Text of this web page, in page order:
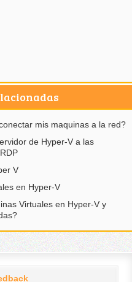
mis maquinas a la red?
de Hyper-V a las
V
en Hyper-V
Virtuales en Hyper-V y